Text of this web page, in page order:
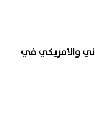
والأمريكي في